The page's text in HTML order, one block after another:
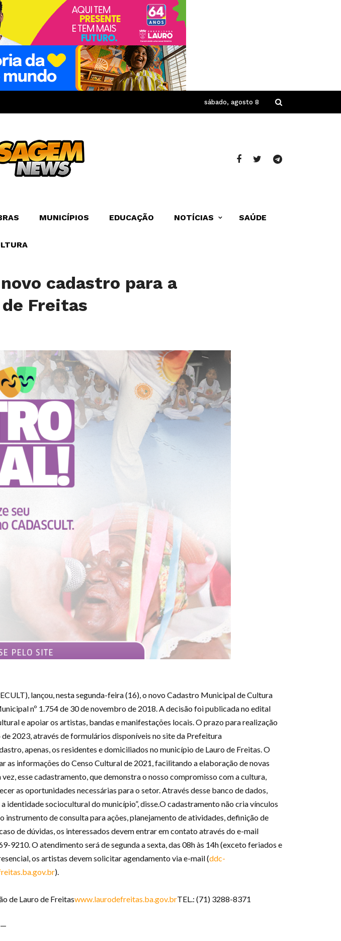
sábado, agosto 8
MUNICÍPIOS EDUCAÇÃO NOTÍCIAS SAÚDE
cadastro para a
Freitas
lançou, nesta segunda-feira (16), o novo Cadastro Municipal de Cultura
nº 1.754 de 30 de novembro de 2018. A decisão foi publicada no edital
e apoiar os artistas, bandas e manifestações locais. O prazo para realização
2023, através de formulários disponíveis no site da Prefeitura
apenas, os residentes e domiciliados no município de Lauro de Freitas. O
informações do Censo Cultural de 2021, facilitando a elaboração de novas
esse cadastramento, que demonstra o nosso compromisso com a cultura,
as oportunidades necessárias para o setor. Através desse banco de dados,
sociocultural do município”, disse.O cadastramento não cria vínculos
de consulta para ações, planejamento de atividades, definição de
de dúvidas, os interessados devem entrar em contato através do e-mail
9210. O atendimento será de segunda a sexta, das 08h às 14h (exceto feriados e
os artistas devem solicitar agendamento via e-mail (ddc-
).
de Lauro de Freitaswww.laurodefreitas.ba.gov.brTEL.: (71) 3288-8371
—